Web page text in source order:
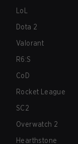
LoL
Dota 2
Valorant
R6:S
CoD
Rocket League
SC2
Overwatch 2
Hearthstone